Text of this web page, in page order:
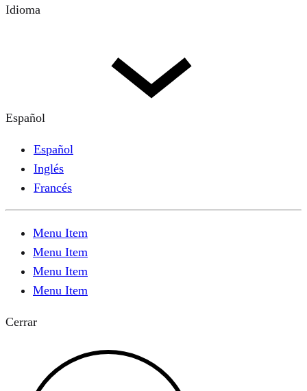
Idioma
Español
Español
Inglés
Francés
Menu Item
Menu Item
Menu Item
Menu Item
Cerrar